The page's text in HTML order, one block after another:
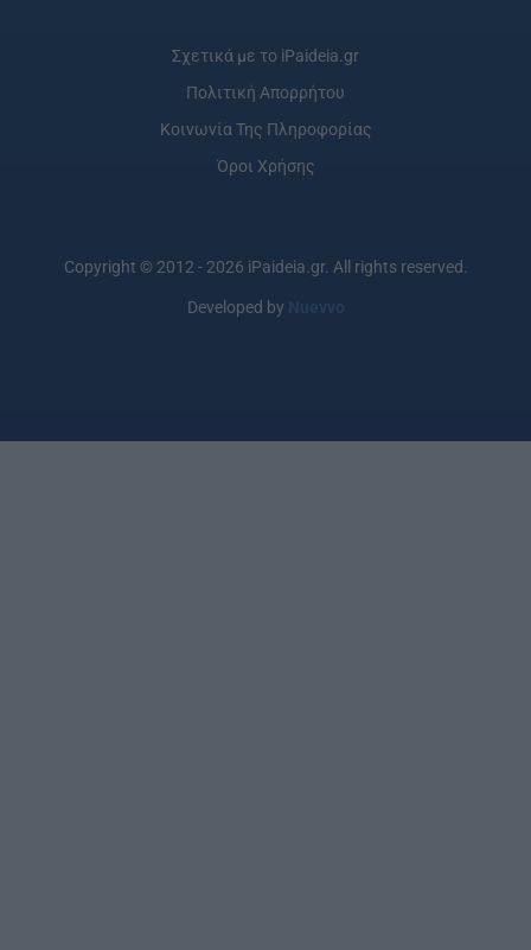
Σχετικά με το iPaideia.gr
Πολιτική Απορρήτου
Κοινωνία Της Πληροφορίας
Όροι Χρήσης
Copyright © 2012 - 2026 iPaideia.gr. All rights reserved.
Developed by